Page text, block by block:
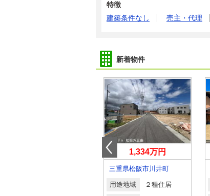
特徴
建築条件なし
売主・代理
新着物件
1,334万円
三重県松阪市川井町
用途地域 ２種住居